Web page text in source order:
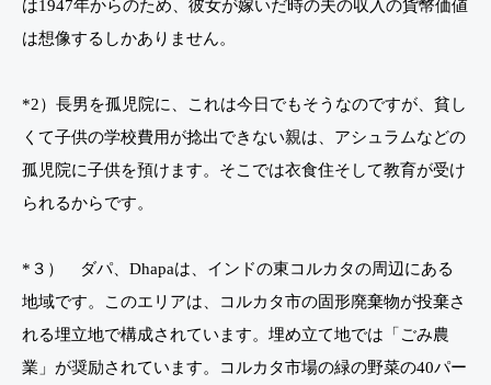
は1947年からのため、彼女が嫁いだ時の夫の収入の貨幣価値
は想像するしかありません。
*2）長男を孤児院に、これは今日でもそうなのですが、貧し
くて子供の学校費用が捻出できない親は、アシュラムなどの
孤児院に子供を預けます。そこでは衣食住そして教育が受け
られるからです。
*３） ダパ、Dhapaは、インドの東コルカタの周辺にある
地域です。このエリアは、コルカタ市の固形廃棄物が投棄さ
れる埋立地で構成されています。埋め立て地では「ごみ農
業」が奨励されています。コルカタ市場の緑の野菜の40パー